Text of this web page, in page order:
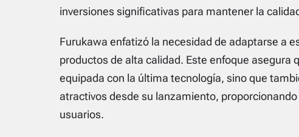
inversiones significativas para mantener la
Furukawa enfatizó la necesidad de adaptarse a
productos de alta calidad. Este enfoque asegura
equipada con la última tecnología, sino que
atractivos desde su lanzamiento,
usuarios.